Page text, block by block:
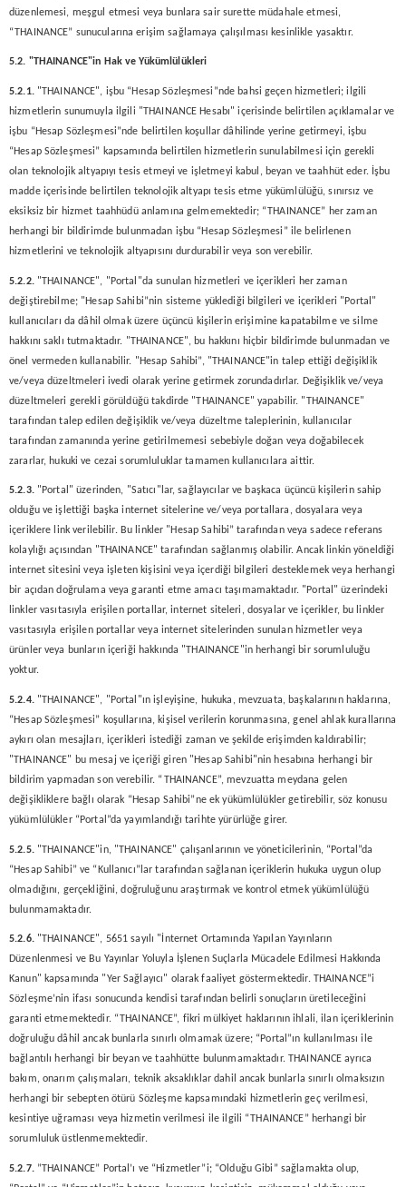
düzenlemesi, meşgul etmesi veya bunlara sair surette müdahale etmesi,
“THAINANCE” sunucularına erişim sağlamaya çalışılması kesinlikle yasaktır.
5.2. "THAINANCE"in Hak ve Yükümlülükleri
5.2.1."THAINANCE", işbu “Hesap Sözleşmesi”nde bahsi geçen hizmetleri; ilgili
hizmetlerin sunumuyla ilgili "THAINANCE Hesabı" içerisinde belirtilen açıklamalar ve
işbu “Hesap Sözleşmesi”nde belirtilen koşullar dâhilinde yerine getirmeyi, işbu
“Hesap Sözleşmesi” kapsamında belirtilen hizmetlerin sunulabilmesi için gerekli
olan teknolojik altyapıyı tesis etmeyi ve işletmeyi kabul, beyan ve taahhüt eder. İşbu
madde içerisinde belirtilen teknolojik altyapı tesis etme yükümlülüğü, sınırsız ve
eksiksiz bir hizmet taahhüdü anlamına gelmemektedir; “THAINANCE” her zaman
herhangi bir bildirimde bulunmadan işbu “Hesap Sözleşmesi” ile belirlenen
hizmetlerini ve teknolojik altyapısını durdurabilir veya son verebilir.
5.2.2."THAINANCE", "Portal"da sunulan hizmetleri ve içerikleri her zaman
değiştirebilme; "Hesap Sahibi”nin sisteme yüklediği bilgileri ve içerikleri "Portal"
kullanıcıları da dâhil olmak üzere üçüncü kişilerin erişimine kapatabilme ve silme
hakkını saklı tutmaktadır. "THAINANCE", bu hakkını hiçbir bildirimde bulunmadan ve
önel vermeden kullanabilir. "Hesap Sahibi”, "THAINANCE"in talep ettiği değişiklik
ve/veya düzeltmeleri ivedi olarak yerine getirmek zorundadırlar. Değişiklik ve/veya
düzeltmeleri gerekli görüldüğü takdirde "THAINANCE" yapabilir. "THAINANCE"
tarafından talep edilen değişiklik ve/veya düzeltme taleplerinin, kullanıcılar
tarafından zamanında yerine getirilmemesi sebebiyle doğan veya doğabilecek
zararlar, hukuki ve cezai sorumluluklar tamamen kullanıcılara aittir.
5.2.3."Portal" üzerinden, "Satıcı"lar, sağlayıcılar ve başkaca üçüncü kişilerin sahip
olduğu ve işlettiği başka internet sitelerine ve/veya portallara, dosyalara veya
içeriklere link verilebilir. Bu linkler "Hesap Sahibi” tarafından veya sadece referans
kolaylığı açısından "THAINANCE" tarafından sağlanmış olabilir. Ancak linkin yöneldiği
internet sitesini veya işleten kişisini veya içerdiği bilgileri desteklemek veya herhangi
bir açıdan doğrulama veya garanti etme amacı taşımamaktadır. "Portal" üzerindeki
linkler vasıtasıyla erişilen portallar, internet siteleri, dosyalar ve içerikler, bu linkler
vasıtasıyla erişilen portallar veya internet sitelerinden sunulan hizmetler veya
ürünler veya bunların içeriği hakkında "THAINANCE"in herhangi bir sorumluluğu
yoktur.
5.2.4."THAINANCE", "Portal"ın işleyişine, hukuka, mevzuata, başkalarının haklarına,
“Hesap Sözleşmesi” koşullarına, kişisel verilerin korunmasına, genel ahlak kurallarına
aykırı olan mesajları, içerikleri istediği zaman ve şekilde erişimden kaldırabilir;
"THAINANCE" bu mesaj ve içeriği giren "Hesap Sahibi"nin hesabına herhangi bir
bildirim yapmadan son verebilir. “THAINANCE”, mevzuatta meydana gelen
değişikliklere bağlı olarak “Hesap Sahibi”ne ek yükümlülükler getirebilir, söz konusu
yükümlülükler “Portal”da yayımlandığı tarihte yürürlüğe girer.
5.2.5."THAINANCE"in, "THAINANCE" çalışanlarının ve yöneticilerinin, “Portal”da
“Hesap Sahibi” ve “Kullanıcı”lar tarafından sağlanan içeriklerin hukuka uygun olup
olmadığını, gerçekliğini, doğruluğunu araştırmak ve kontrol etmek yükümlülüğü
bulunmamaktadır.
5.2.6."THAINANCE", 5651 sayılı "İnternet Ortamında Yapılan Yayınların
Düzenlenmesi ve Bu Yayınlar Yoluyla İşlenen Suçlarla Mücadele Edilmesi Hakkında
Kanun" kapsamında "Yer Sağlayıcı" olarak faaliyet göstermektedir. THAINANCE”i
Sözleşme’nin ifası sonucunda kendisi tarafından belirli sonuçların üretileceğini
garanti etmemektedir. “THAINANCE”, fikri mülkiyet haklarının ihlali, ilan içeriklerinin
doğruluğu dâhil ancak bunlarla sınırlı olmamak üzere; “Portal”ın kullanılması ile
bağlantılı herhangi bir beyan ve taahhütte bulunmamaktadır. THAINANCE ayrıca
bakım, onarım çalışmaları, teknik aksaklıklar dahil ancak bunlarla sınırlı olmaksızın
herhangi bir sebepten ötürü Sözleşme kapsamındaki hizmetlerin geç verilmesi,
kesintiye uğraması veya hizmetin verilmesi ile ilgili “THAINANCE” herhangi bir
sorumluluk üstlenmemektedir.
5.2.7.”THAINANCE” Portal’ı ve “Hizmetler”i; “Olduğu Gibi” sağlamakta olup,